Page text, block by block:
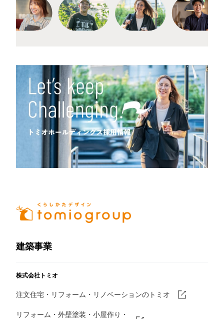
建築事業
株式会社トミオ
注文住宅・リフォーム・リノベーションのトミオ
リフォーム・外壁塗装・小屋作り・